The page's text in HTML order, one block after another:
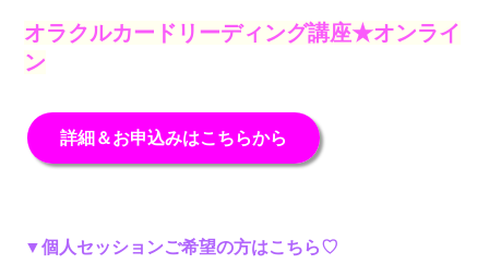
オラクルカードリーディング講座★オンライ
ン
詳細＆お申込みはこちらから
▼個人セッションご希望の方はこちら♡